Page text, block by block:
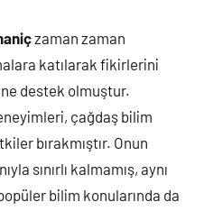
zaman zaman
katılarak fikirlerini
destek olmuştur.
çağdaş bilim
bırakmıştır. Onun
sınırlı kalmamış, aynı
bilim konularında da